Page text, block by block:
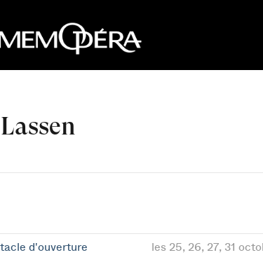
d'ouverture
les 25, 26, 27, 31